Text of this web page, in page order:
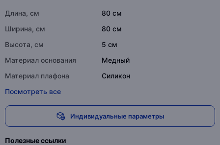
Длина, см
80 см
Ширина, см
80 см
Высота, см
5 см
Материал основания
Медный
Материал плафона
Силикон
Посмотреть все
Индивидуальные параметры
Полезные ссылки